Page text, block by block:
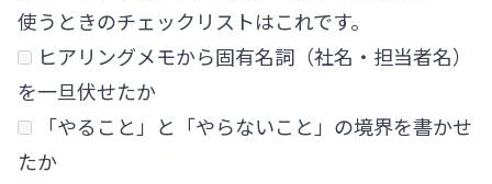
使うときのチェックリストはこれです。
ヒアリングメモから固有名詞（社名・担当者名）
を一旦伏せたか
「やること」と「やらないこと」の境界を書かせ
たか